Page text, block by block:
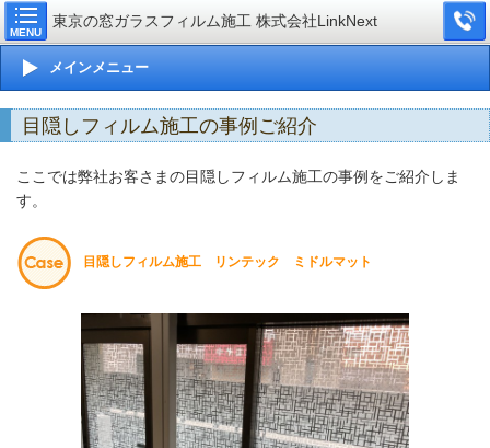
MENU
東京の窓ガラスフィルム施工 株式会社LinkNext
メインメニュー
目隠しフィルム施工の事例ご紹介
ここでは弊社お客さまの目隠しフィルム施工の事例をご紹介しま
す。
目隠しフィルム施工 リンテック ミドルマット